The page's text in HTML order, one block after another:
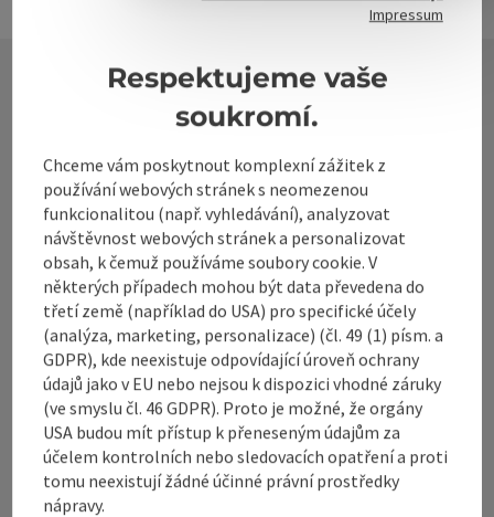
Kontakt
Alpenland Tourismus GmbH
Bahnhofstraße 2
4580 Windischgarsten
+43 50 360 360 360
info@360alpenland.com
Impressum
Respektujeme vaše
soukromí.
Chceme vám poskytnout komplexní zážitek z
používání webových stránek s neomezenou
funkcionalitou (např. vyhledávání), analyzovat
návštěvnost webových stránek a personalizovat
obsah, k čemuž používáme soubory cookie. V
některých případech mohou být data převedena do
třetí země (například do USA) pro specifické účely
(analýza, marketing, personalizace) (čl. 49 (1) písm. a
GDPR), kde neexistuje odpovídající úroveň ochrany
údajů jako v EU nebo nejsou k dispozici vhodné záruky
(ve smyslu čl. 46 GDPR). Proto je možné, že orgány
USA budou mít přístup k přeneseným údajům za
účelem kontrolních nebo sledovacích opatření a proti
tomu neexistují žádné účinné právní prostředky
nápravy.